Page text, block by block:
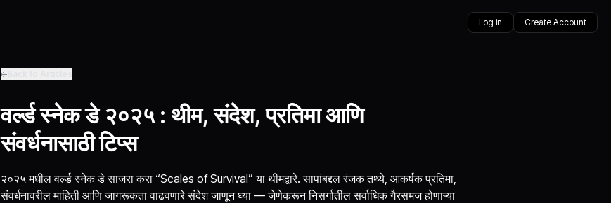
Log in Create Account
वर्ल्ड स्नेक डे २०२५ : थीम, संदेश, प्रतिमा आणि
संवर्धनासाठी टिप्स
२०२५ मधील वर्ल्ड स्नेक डे साजरा करा “Scales of Survival” या थीमद्वारे. सापांबद्दल रंजक तथ्ये, आकर्षक प्रतिमा,
संवर्धनावरील माहिती आणि जागरूकता वाढवणारे संदेश जाणून घ्या — जेणेकरून निसर्गातील सर्वाधिक गैरसमज होणाऱ्या